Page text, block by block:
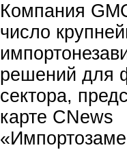
Компания
число
решений для
сектора,
карте CNews